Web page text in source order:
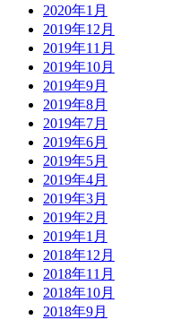
2020年1月
2019年12月
2019年11月
2019年10月
2019年9月
2019年8月
2019年7月
2019年6月
2019年5月
2019年4月
2019年3月
2019年2月
2019年1月
2018年12月
2018年11月
2018年10月
2018年9月